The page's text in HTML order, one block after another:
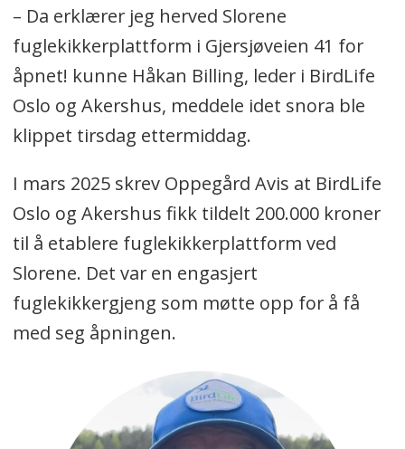
– Da erklærer jeg herved Slorene
fuglekikkerplattform i Gjersjøveien 41 for
åpnet! kunne Håkan Billing, leder i BirdLife
Oslo og Akershus, meddele idet snora ble
klippet tirsdag ettermiddag.
I mars 2025 skrev Oppegård Avis at BirdLife
Oslo og Akershus fikk tildelt 200.000 kroner
til å etablere fuglekikkerplattform ved
Slorene. Det var en engasjert
fuglekikkergjeng som møtte opp for å få
med seg åpningen.